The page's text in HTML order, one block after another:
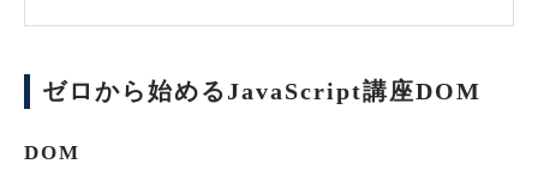
ゼロから始めるJavaScript講座DOM
DOM